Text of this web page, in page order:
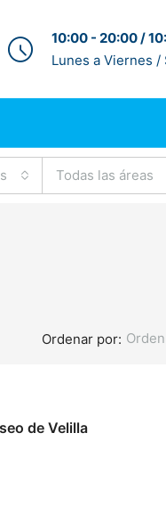
10:00 - 20:00 /
Lunes a Viernes /
Todas las áreas
Ordenar por:
de Velilla